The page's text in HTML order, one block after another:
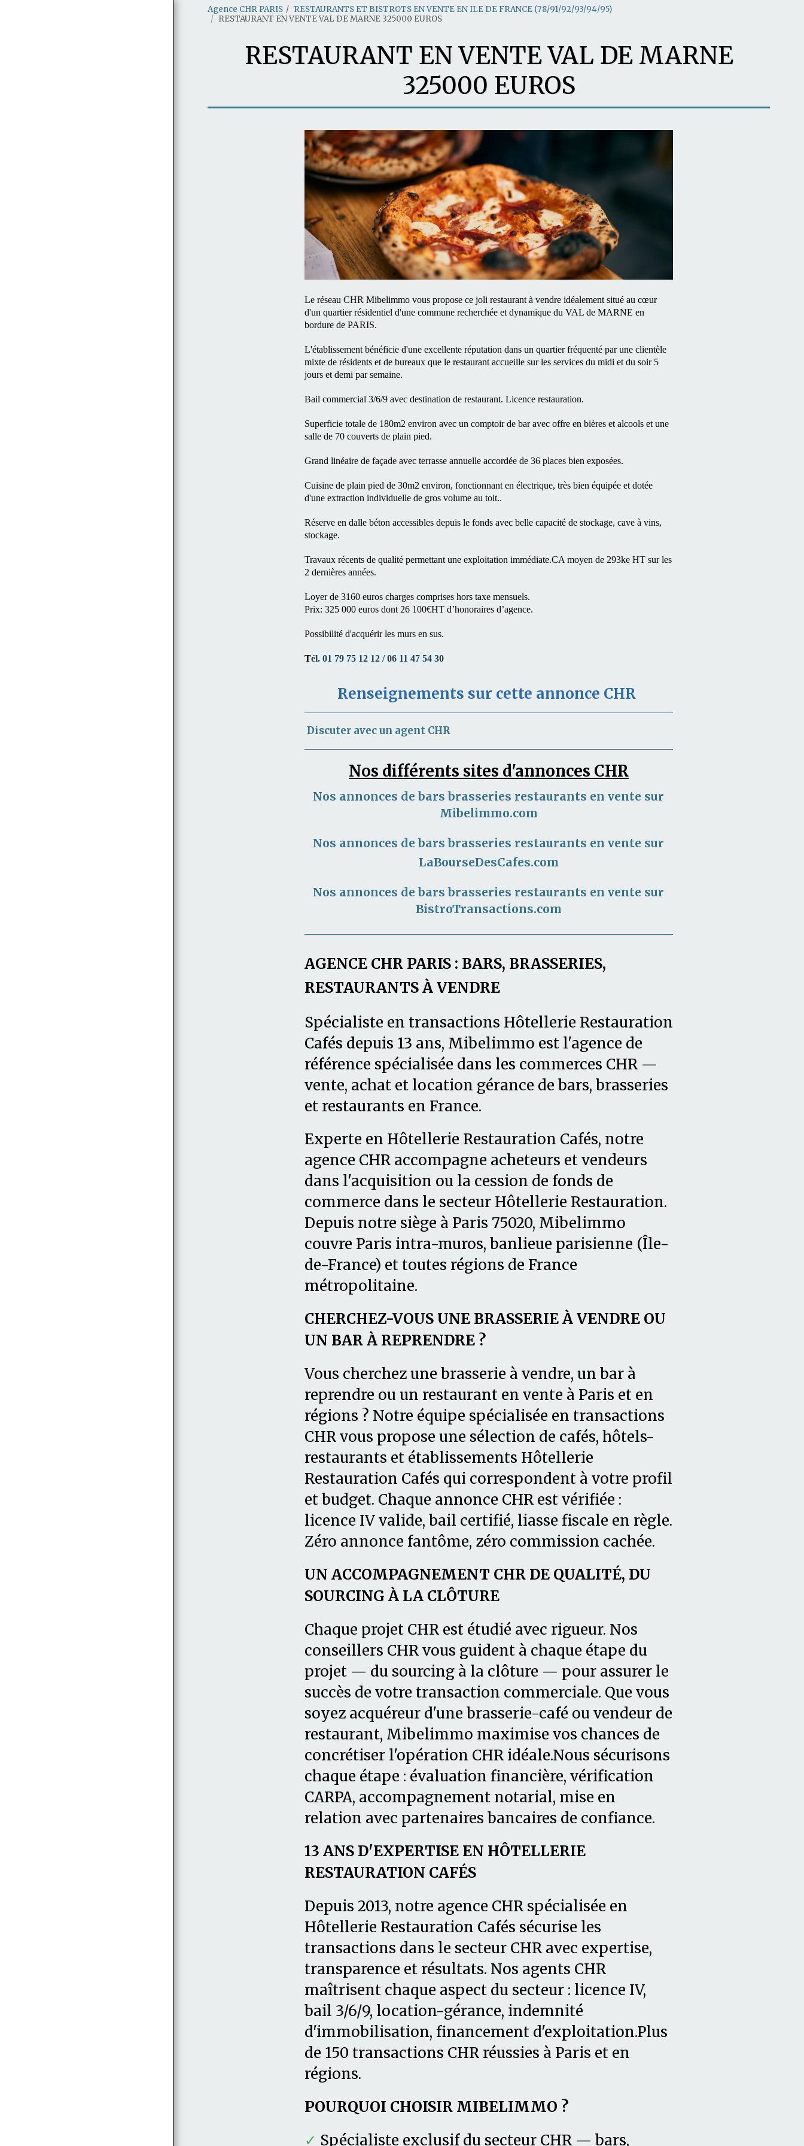
Agence CHR PARIS
RESTAURANTS ET BISTROTS EN VENTE EN ILE DE FRANCE (78/91/92/93/94/95)
RESTAURANT EN VENTE VAL DE MARNE 325000 EUROS
RESTAURANT EN VENTE VAL DE MARNE
325000 EUROS
Le réseau CHR Mibelimmo vous propose ce joli restaurant à vendre idéalement situé au cœur
d'un quartier résidentiel d'une commune recherchée et dynamique du VAL de MARNE en
bordure de PARIS.
L'établissement bénéficie d'une excellente réputation dans un quartier fréquenté par une clientèle
mixte de résidents et de bureaux que le restaurant accueille sur les services du midi et du soir 5
jours et demi par semaine.
Bail commercial 3/6/9 avec destination de restaurant. Licence restauration.
Superficie totale de 180m2 environ avec un comptoir de bar avec offre en bières et alcools et une
salle de 70 couverts de plain pied.
Grand linéaire de façade avec terrasse annuelle accordée de 36 places bien exposées.
Cuisine de plain pied de 30m2 environ, fonctionnant en électrique, très bien équipée et dotée
d'une extraction individuelle de gros volume au toit..
Réserve en dalle béton accessibles depuis le fonds avec belle capacité de stockage, cave à vins,
stockage.
Travaux récents de qualité permettant une exploitation immédiate.CA moyen de 293ke HT sur les
2 dernières années.
Loyer de 3160 euros charges comprises hors taxe mensuels.
Prix: 325 000 euros dont 26 100€HT d’honoraires d’agence.
Possibilité d'acquérir les murs en sus.
Tél. 01 79 75 12 12 / 06 11 47 54 30
Renseignements sur cette annonce CHR
Discuter avec un agent CHR
Nos différents sites d'annonces CHR
Nos annonces de bars brasseries restaurants en vente sur
Mibelimmo.com
Nos annonces de bars brasseries restaurants en vente sur
LaBourseDesCafes.com
Nos annonces de bars brasseries restaurants en vente sur
BistroTransactions.com
AGENCE CHR PARIS : BARS, BRASSERIES,
RESTAURANTS À VENDRE
Spécialiste en transactions Hôtellerie Restauration
Cafés depuis 13 ans, Mibelimmo est l'agence de
référence spécialisée dans les commerces CHR —
vente, achat et location gérance de bars, brasseries
et restaurants en France.
Experte en Hôtellerie Restauration Cafés, notre
agence CHR accompagne acheteurs et vendeurs
dans l'acquisition ou la cession de fonds de
commerce dans le secteur Hôtellerie Restauration.
Depuis notre siège à Paris 75020, Mibelimmo
couvre Paris intra-muros, banlieue parisienne (Île-
de-France) et toutes régions de France
métropolitaine.
CHERCHEZ-VOUS UNE BRASSERIE À VENDRE OU
UN BAR À REPRENDRE ?
Vous cherchez une brasserie à vendre, un bar à
reprendre ou un restaurant en vente à Paris et en
régions ? Notre équipe spécialisée en transactions
CHR vous propose une sélection de cafés, hôtels-
restaurants et établissements Hôtellerie
Restauration Cafés qui correspondent à votre profil
et budget. Chaque annonce CHR est vérifiée :
licence IV valide, bail certifié, liasse fiscale en règle.
Zéro annonce fantôme, zéro commission cachée.
UN ACCOMPAGNEMENT CHR DE QUALITÉ, DU
SOURCING À LA CLÔTURE
Chaque projet CHR est étudié avec rigueur. Nos
conseillers CHR vous guident à chaque étape du
projet — du sourcing à la clôture — pour assurer le
succès de votre transaction commerciale. Que vous
soyez acquéreur d'une brasserie-café ou vendeur de
restaurant, Mibelimmo maximise vos chances de
concrétiser l'opération CHR idéale.Nous sécurisons
chaque étape : évaluation financière, vérification
CARPA, accompagnement notarial, mise en
relation avec partenaires bancaires de confiance.
13 ANS D'EXPERTISE EN HÔTELLERIE
RESTAURATION CAFÉS
Depuis 2013, notre agence CHR spécialisée en
Hôtellerie Restauration Cafés sécurise les
transactions dans le secteur CHR avec expertise,
transparence et résultats. Nos agents CHR
maîtrisent chaque aspect du secteur : licence IV,
bail 3/6/9, location-gérance, indemnité
d'immobilisation, financement d'exploitation.Plus
de 150 transactions CHR réussies à Paris et en
régions.
POURQUOI CHOISIR MIBELIMMO ?
✓ Spécialiste exclusif du secteur CHR — bars,